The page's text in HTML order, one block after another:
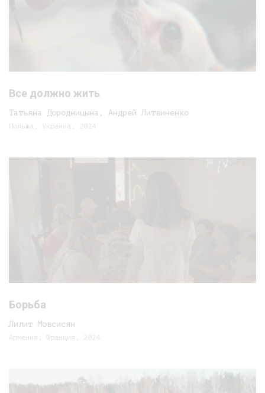
Все должно жить
Татьяна Дородницына, Андрей Литвиненко
Польша, Украина, 2024
Борьба
Лилит Мовсисян
Армения, Франция, 2024